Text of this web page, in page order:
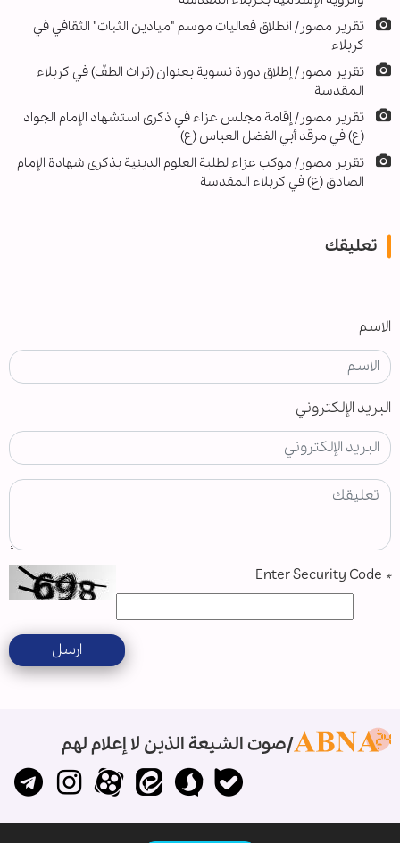
تقرير مصور/ انطلاق فعاليات موسم "ميادين الثبات" الثقافي في
كربلاء
تقرير مصور/ إطلاق دورة نسوية بعنوان (تراث الطفّ) في كربلاء
المقدسة
تقرير مصور/ إقامة مجلس عزاء في ذكرى استشهاد الإمام الجواد
(ع) في مرقد أبي الفضل العباس (ع)
تقرير مصور/ موكب عزاء لطلبة العلوم الدينية بذكرى شهادة الإمام
الصادق (ع) في كربلاء المقدسة
تعليقك
الاسم
البريد الإلكتروني
*
ارسل
صوت الشيعة الذين لا إعلام لهم